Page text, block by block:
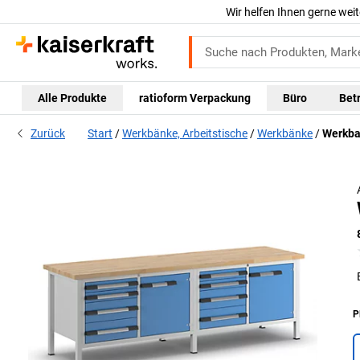
Wir helfen Ihnen gerne
Alle Produkte ratioform Verpackung Büro
Zurück Start Werkbänke, Arbeitstische Werkbänke